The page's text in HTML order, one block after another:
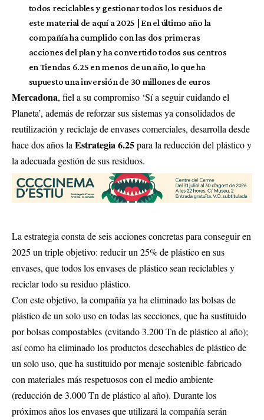
todos reciclables y gestionar todos los residuos de
este material de aquí a 2025 | En el último año la
compañía ha cumplido con las dos primeras
acciones del plan y ha convertido todos sus centros
en Tiendas 6.25 en menos de un año, lo que ha
supuesto una inversión de 30 millones de euros
Mercadona, fiel a su compromiso ‘Sí a seguir cuidando el
Planeta’, además de reforzar sus sistemas ya consolidados de
reutilización y reciclaje de envases comerciales, desarrolla desde
hace dos años la Estrategia 6.25para la reducción del plástico y
la adecuada gestión de sus residuos.
La estrategia consta de seis acciones concretas para conseguir en
2025 un triple objetivo: reducir un 25% de plástico en sus
envases, que todos los envases de plástico sean reciclables y
reciclar todo su residuo plástico.
Con este objetivo, la compañía ya ha eliminado las bolsas de
plástico de un solo uso en todas las secciones, que ha sustituido
por bolsas compostables (evitando 3.200 Tn de plástico al año);
así como ha eliminado los productos desechables de plástico de
un solo uso, que ha sustituido por menaje sostenible fabricado
con materiales más respetuosos con el medio ambiente
(reducción de 3.000 Tn de plástico al año). Durante los
próximos años los envases que utilizará la compañía serán